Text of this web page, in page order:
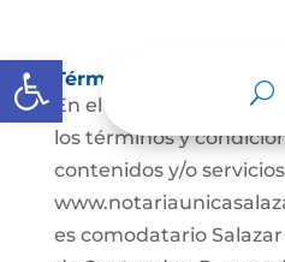
Abrir barra de herramientas
Términos y condiciones
En el presente
los términos y
contenidos y/o
es comodatario